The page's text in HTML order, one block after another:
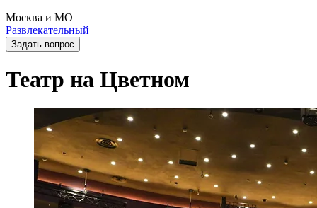
Москва и МО
Развлекательный
Задать вопрос
Театр на Цветном